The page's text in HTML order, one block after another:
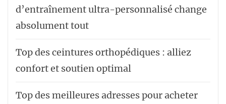
d’entraînement ultra-personnalisé change
absolument tout
Top des ceintures orthopédiques : alliez
confort et soutien optimal
Top des meilleures adresses pour acheter